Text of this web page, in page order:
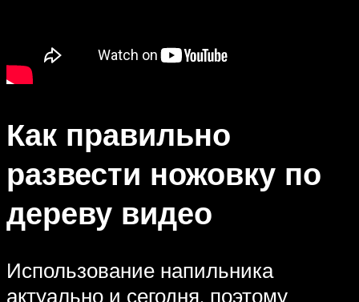
Как правильно
развести ножовку по
дереву видео
Использование напильника
актуально и сегодня, поэтому